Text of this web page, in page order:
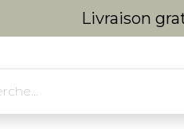
Livraison